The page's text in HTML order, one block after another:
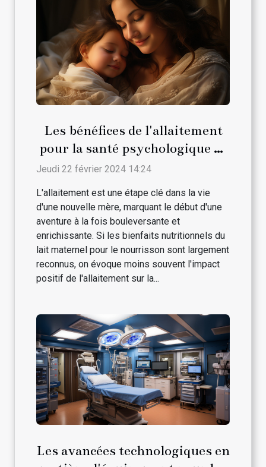
Les bénéfices de l'allaitement
pour la santé psychologique de
la maman
Jeudi 22 février 2024 14:24
L'allaitement est une étape clé dans la vie
d'une nouvelle mère, marquant le début d'une
aventure à la fois bouleversante et
enrichissante. Si les bienfaits nutritionnels du
lait maternel pour le nourrisson sont largement
reconnus, on évoque moins souvent l'impact
positif de l'allaitement sur la...
Les avancées technologiques en